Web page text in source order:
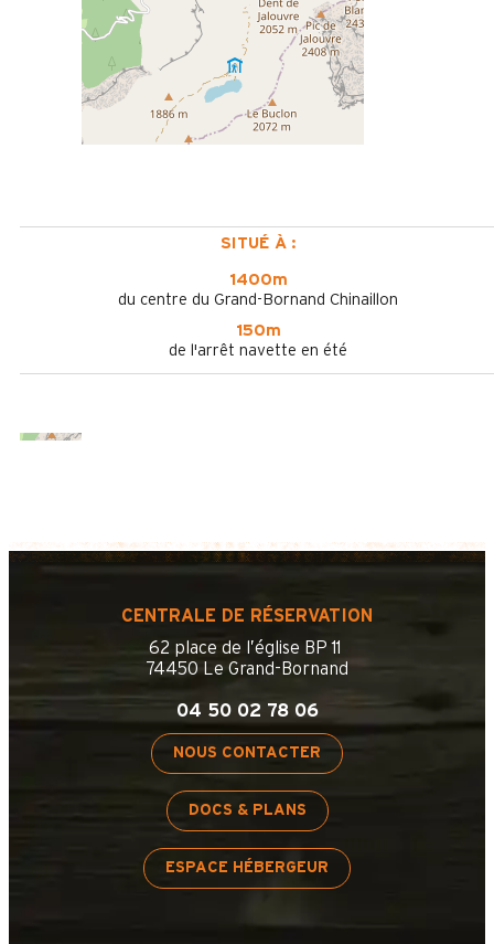
SITUÉ À :
1400m
du centre du Grand-Bornand Chinaillon
150m
de l'arrêt navette en été
CENTRALE DE RÉSERVATION
62 place de l’église BP 11
74450 Le Grand-Bornand
04 50 02 78 06
NOUS CONTACTER
DOCS & PLANS
ESPACE HÉBERGEUR